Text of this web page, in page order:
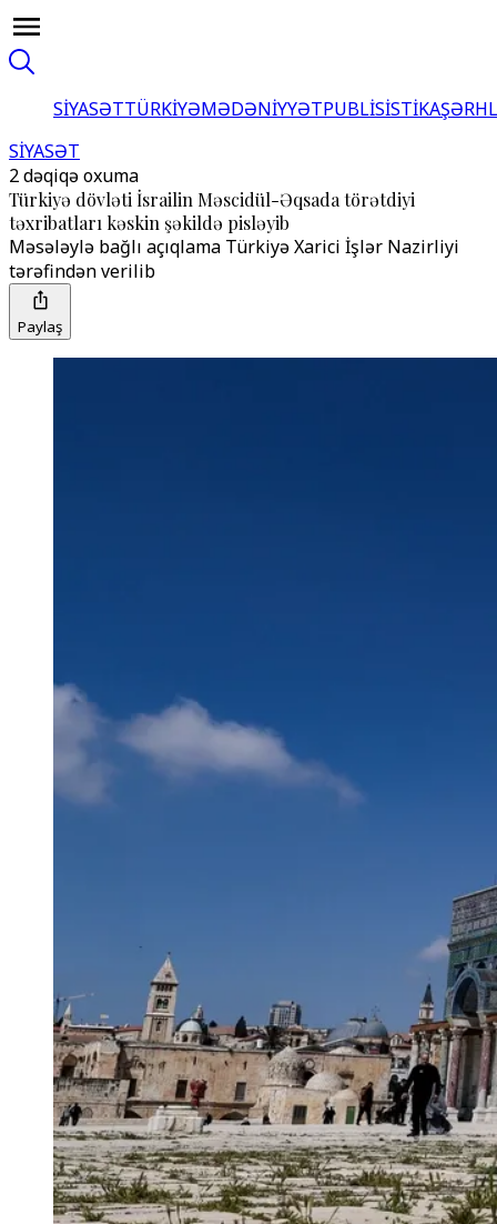
SİYASƏTTÜRKİYƏMƏDƏNİYYƏTPUBLİSİSTİKA
SİYASƏT
2 dəqiqə oxuma
Türkiyə dövləti İsrailin Məscidül-Əqsada törətdiyi
təxribatları kəskin şəkildə pisləyib
Məsələylə bağlı açıqlama Türkiyə Xarici İşlər Nazirliyi
tərəfindən verilib
Paylaş